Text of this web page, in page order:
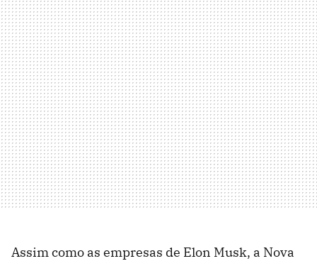
Assim como as empresas de Elon Musk, a Nova